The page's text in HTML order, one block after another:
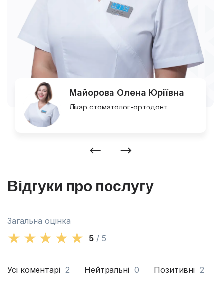
Майорова Олена Юріївна
Лікар стоматолог-ортодонт
Відгуки про послугу
Загальна оцінка
5 / 5
Усі коментарі 2 Нейтральні 0 Позитивні 2